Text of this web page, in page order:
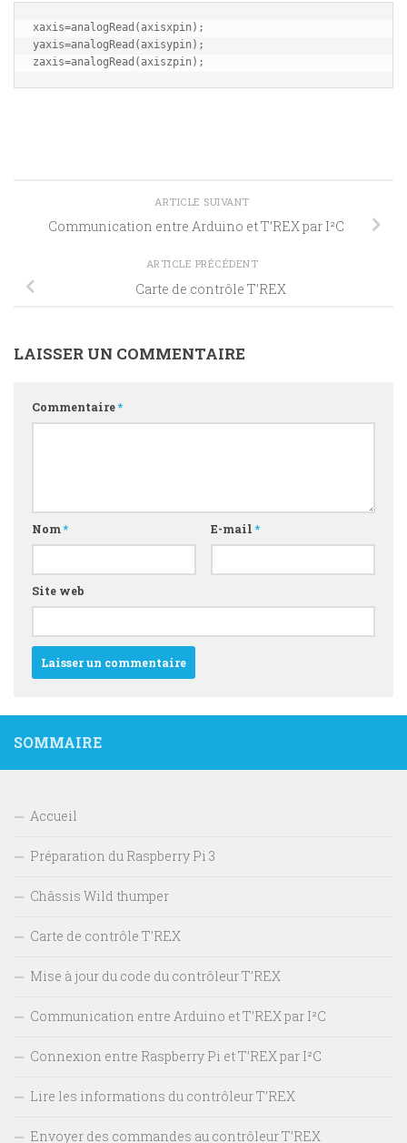
xaxis=analogRead(axisxpin);
yaxis=analogRead(axisypin);
zaxis=analogRead(axiszpin);
ARTICLE SUIVANT
Communication entre Arduino et T’REX par I²C
ARTICLE PRÉCÉDENT
Carte de contrôle T’REX
LAISSER UN COMMENTAIRE
Commentaire*
Nom* E-mail *
Site web
SOMMAIRE
Accueil
Préparation du Raspberry Pi 3
Châssis Wild thumper
Carte de contrôle T’REX
Mise à jour du code du contrôleur T’REX
Communication entre Arduino et T’REX par I²C
Connexion entre Raspberry Pi et T’REX par I²C
Lire les informations du contrôleur T’REX
Envoyer des commandes au contrôleur T’REX